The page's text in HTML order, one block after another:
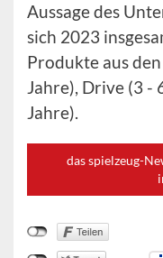
Aussage des
sich 2023
Produkte aus
Jahre), Drive (3 -
Jahre).
das spielzeug-